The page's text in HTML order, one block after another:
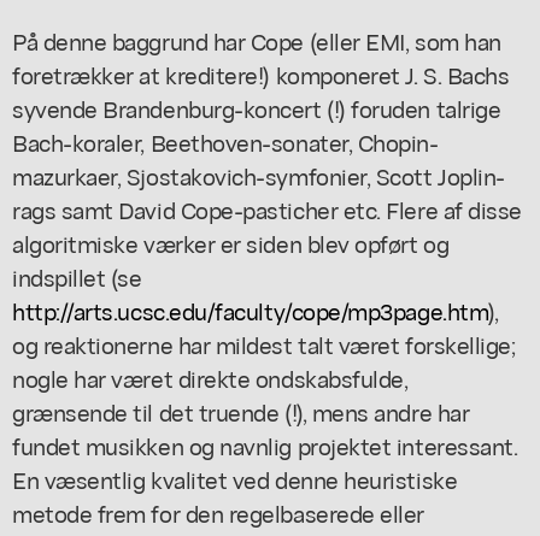
På denne baggrund har Cope (eller EMI, som han
foretrækker at kreditere!) komponeret J. S. Bachs
syvende Brandenburg-koncert (!) foruden talrige
Bach-koraler, Beethoven-sonater, Chopin-
mazurkaer, Sjostakovich-symfonier, Scott Joplin-
rags samt David Cope-pasticher etc. Flere af disse
algoritmiske værker er siden blev opført og
indspillet (se
http://arts.ucsc.edu/faculty/cope/mp3page.htm),
og reaktionerne har mildest talt været forskellige;
nogle har været direkte ondskabsfulde,
grænsende til det truende (!), mens andre har
fundet musikken og navnlig projektet interessant.
En væsentlig kvalitet ved denne heuristiske
metode frem for den regelbaserede eller